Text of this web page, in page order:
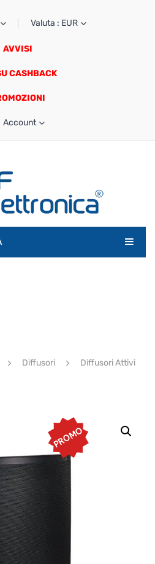
Valuta : EUR
AVVISI
CASHBACK
Account
Diffusori
Diffusori Attivi
PROMO